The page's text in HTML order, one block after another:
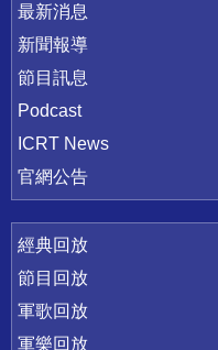
最新消息
新聞報導
節目訊息
Podcast
ICRT News
官網公告
經典回放
節目回放
軍歌回放
軍樂回放